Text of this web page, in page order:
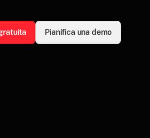
Pianifica una demo